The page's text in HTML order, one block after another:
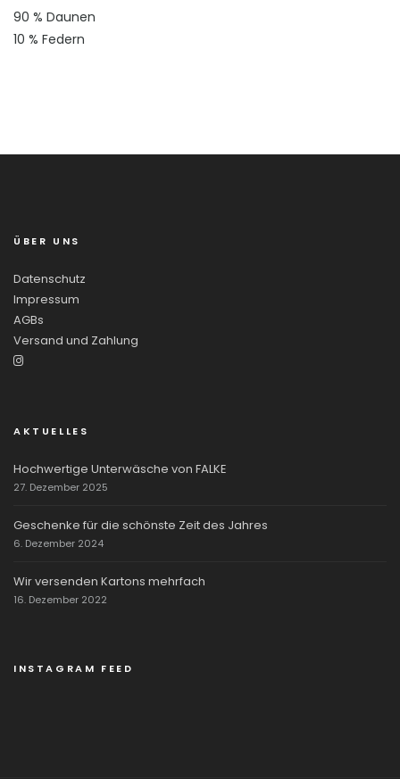
90 % Daunen
10 % Federn
ÜBER UNS
Datenschutz
Impressum
AGBs
Versand und Zahlung
AKTUELLES
Hochwertige Unterwäsche von FALKE
27. Dezember 2025
Geschenke für die schönste Zeit des Jahres
6. Dezember 2024
Wir versenden Kartons mehrfach
16. Dezember 2022
INSTAGRAM FEED